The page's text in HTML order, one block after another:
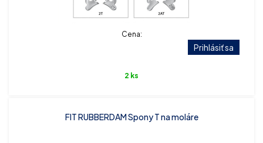
Cena:
Prihlásiť sa
2 ks
FIT RUBBERDAM Spony T na moláre